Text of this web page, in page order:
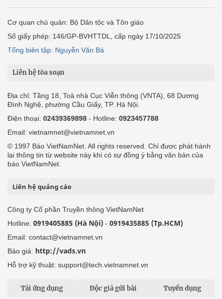
Cơ quan chủ quản: Bộ Dân tộc và Tôn giáo
Số giấy phép: 146/GP-BVHTTDL, cấp ngày 17/10/2025
Tổng biên tập: Nguyễn Văn Bá
Liên hệ tòa soạn
Địa chỉ: Tầng 18, Toà nhà Cục Viễn thông (VNTA), 68 Dương
Đình Nghệ, phường Cầu Giấy, TP. Hà Nội.
Điện thoại: 02439369898 - Hotline: 0923457788
Email: vietnamnet@vietnamnet.vn
© 1997 Báo VietNamNet. All rights reserved. Chỉ được phát hành
lại thông tin từ website này khi có sự đồng ý bằng văn bản của
báo VietNamNet.
Liên hệ quảng cáo
Công ty Cổ phần Truyền thông VietNamNet
Hotline: 0919405885 (Hà Nội) - 0919435885 (Tp.HCM)
Email: contact@vietnamnet.vn
Báo giá: http://vads.vn
Hỗ trợ kỹ thuật: support@tech.vietnamnet.vn
Tải ứng dụng Độc giả gửi bài Tuyển dụng